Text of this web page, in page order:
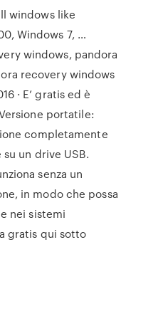
windows like
Windows 7, …
windows, pandora
recovery windows
· E’ gratis ed è
portatile:
completamente
un drive USB.
senza un
in modo che possa
nei sistemi
gratis qui sotto